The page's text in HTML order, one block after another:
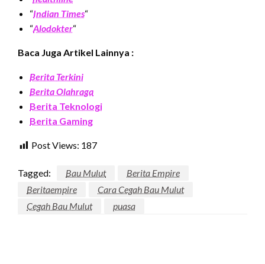
“Indian Times“
“Alodokter“
Baca Juga Artikel Lainnya :
Berita Terkini
Berita Olahraga
Berita Teknologi
Berita Gaming
Post Views: 187
Tagged: Bau Mulut
Berita Empire
Beritaempire
Cara Cegah Bau Mulut
Cegah Bau Mulut
puasa